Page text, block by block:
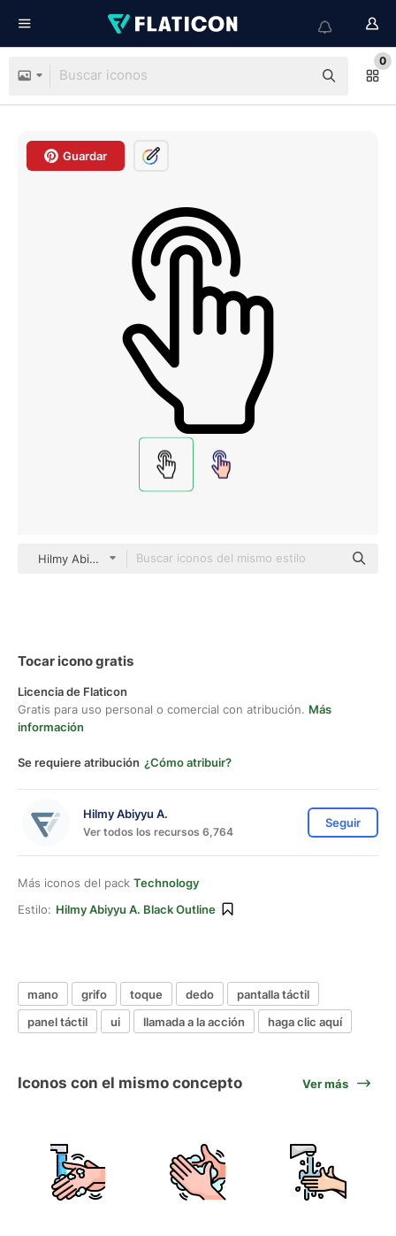
0
Guardar
Hilmy Abiyyu A. black outline
Tocar icono gratis
Licencia de Flaticon
Gratis para uso personal o comercial con atribución. Más
información
Se requiere atribución ¿Cómo atribuir?
Hilmy Abiyyu A.
Ver todos los recursos 6,764
Seguir
Más iconos del pack Technology
Estilo: Hilmy Abiyyu A. Black Outline
mano grifo toque dedo
pantalla táctil
panel táctil
ui llamada a la acción haga clic aquí
Iconos con el mismo concepto Ver más